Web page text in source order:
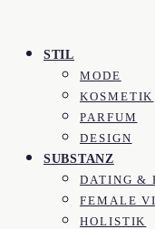
STIL
MODE
KOSMETIK
PARFUM
DESIGN
SUBSTANZ
DATING &
FEMALE
HOLISTIK